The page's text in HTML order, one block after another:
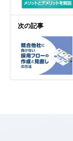
次の記事